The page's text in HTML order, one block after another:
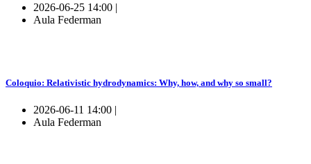
2026-06-25 14:00 |
Aula Federman
Coloquio: Relativistic hydrodynamics: Why, how, and why so small?
2026-06-11 14:00 |
Aula Federman